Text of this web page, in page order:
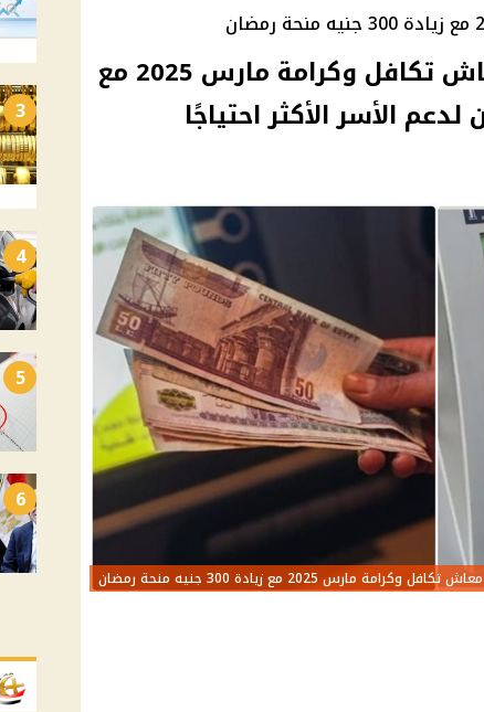
ابتداءً من السبت: صرف معاش تكافل وكرامة مارس 2025 مع
وكرامة مارس 2025 مع زيادة 300 جنيه منحة رمضان
3
4
5
6